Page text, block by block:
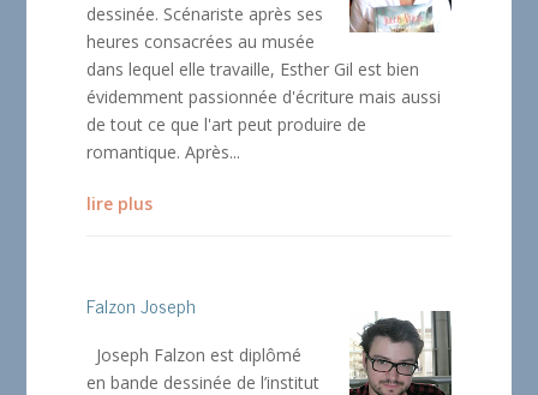
dessinée. Scénariste après ses
heures consacrées au musée
dans lequel elle travaille, Esther Gil est bien
évidemment passionnée d'écriture mais aussi
de tout ce que l'art peut produire de
romantique. Après...
lire plus
Falzon Joseph
Joseph Falzon est diplômé
en bande dessinée de l’institut